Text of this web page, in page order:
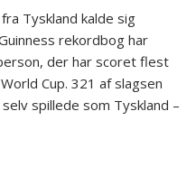
Tyskland kalde sig
rekordbog har
der har scoret flest
Cup. 321 af slagsen
spillede som Tyskland –